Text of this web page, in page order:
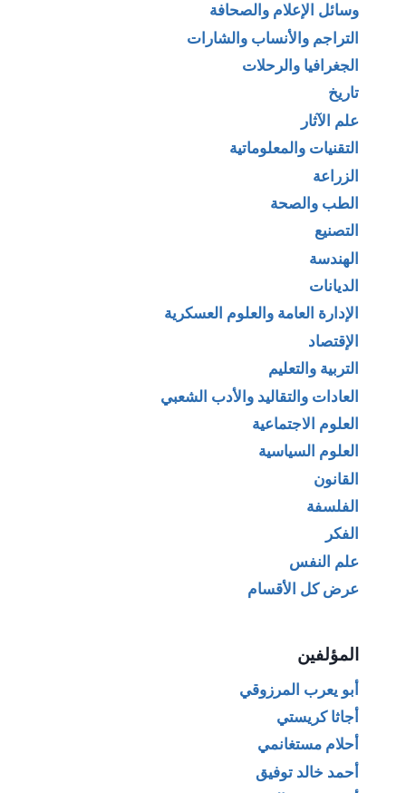
وسائل الإعلام والصحافة
التراجم والأنساب والشارات
الجغرافيا والرحلات
تاريخ
علم الآثار
التقنيات والمعلوماتية
الزراعة
الطب والصحة
التصنيع
الهندسة
الديانات
الإدارة العامة والعلوم العسكرية
الإقتصاد
التربية والتعليم
العادات والتقاليد والأدب الشعبي
العلوم الاجتماعية
العلوم السياسية
القانون
الفلسفة
الفكر
علم النفس
عرض كل الأقسام
المؤلفين
أبو يعرب المرزوقي
أجاثا كريستي
أحلام مستغانمي
أحمد خالد توفيق